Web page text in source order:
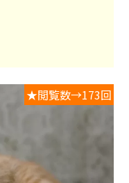
★閲覧数→173回